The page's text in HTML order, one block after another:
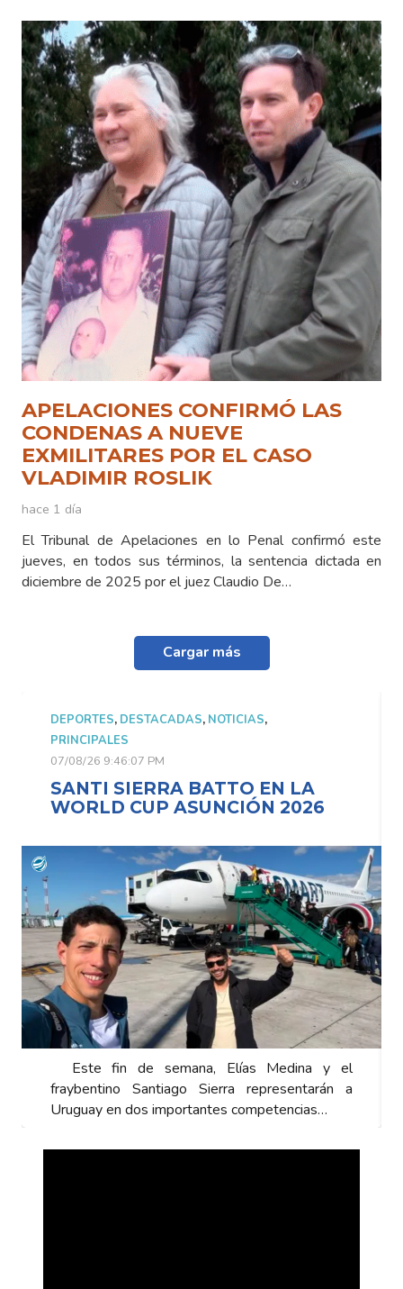
APELACIONES CONFIRMÓ LAS
CONDENAS A NUEVE
EXMILITARES POR EL CASO
VLADIMIR ROSLIK
hace 1 día
El Tribunal de Apelaciones en lo Penal confirmó este
jueves, en todos sus términos, la sentencia dictada en
diciembre de 2025 por el juez Claudio De…
Cargar más
DEPORTES, DESTACADAS, NOTICIAS,
PRINCIPALES
07/08/26 9:46:07 PM
SANTI SIERRA BATTO EN LA
WORLD CUP ASUNCIÓN 2026
Este fin de semana, Elías Medina y el
fraybentino Santiago Sierra representarán a
Uruguay en dos importantes competencias…